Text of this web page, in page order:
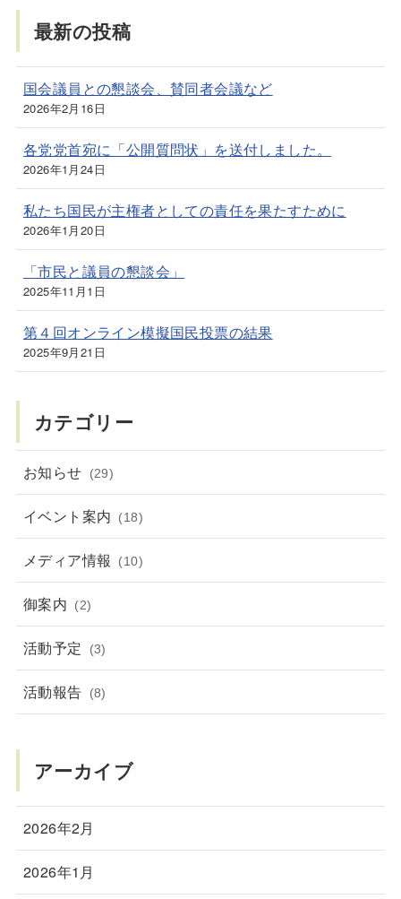
最新の投稿
国会議員との懇談会、賛同者会議など
2026年2月16日
各党党首宛に「公開質問状」を送付しました。
2026年1月24日
私たち国民が主権者としての責任を果たすために
2026年1月20日
「市民と議員の懇談会」
2025年11月1日
第４回オンライン模擬国民投票の結果
2025年9月21日
カテゴリー
お知らせ (29)
イベント案内 (18)
メディア情報 (10)
御案内 (2)
活動予定 (3)
活動報告 (8)
アーカイブ
2026年2月
2026年1月